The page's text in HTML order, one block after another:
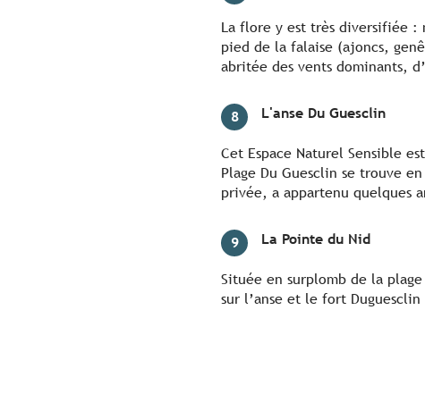
La flore y est très diversifiée :
pied de la falaise (ajoncs,
abritée des vents dominants,
8 L'anse Du Guesclin
Cet Espace Naturel Sensible
Plage Du Guesclin se trouve
privée, a appartenu quelques
9 La Pointe du Nid
Située en surplomb de la
sur l’anse et le fort